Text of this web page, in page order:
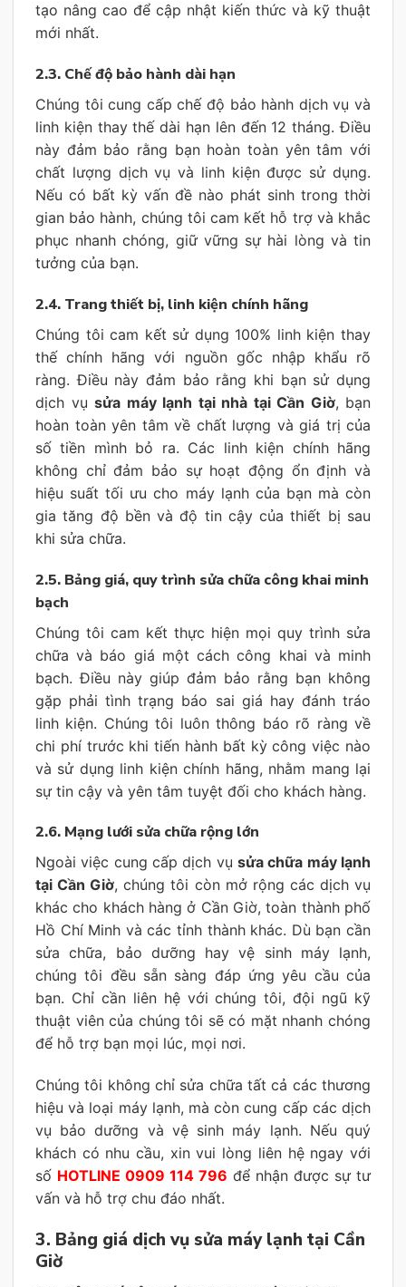
tạo nâng cao để cập nhật kiến thức và kỹ thuật
mới nhất.
2.3. Chế độ bảo hành dài hạn
Chúng tôi cung cấp chế độ bảo hành dịch vụ và
linh kiện thay thế dài hạn lên đến 12 tháng. Điều
này đảm bảo rằng bạn hoàn toàn yên tâm với
chất lượng dịch vụ và linh kiện được sử dụng.
Nếu có bất kỳ vấn đề nào phát sinh trong thời
gian bảo hành, chúng tôi cam kết hỗ trợ và khắc
phục nhanh chóng, giữ vững sự hài lòng và tin
tưởng của bạn.
2.4. Trang thiết bị, linh kiện chính hãng
Chúng tôi cam kết sử dụng 100% linh kiện thay
thế chính hãng với nguồn gốc nhập khẩu rõ
ràng. Điều này đảm bảo rằng khi bạn sử dụng
dịch vụ sửa máy lạnh tại nhà tại Cần Giờ, bạn
hoàn toàn yên tâm về chất lượng và giá trị của
số tiền mình bỏ ra. Các linh kiện chính hãng
không chỉ đảm bảo sự hoạt động ổn định và
hiệu suất tối ưu cho máy lạnh của bạn mà còn
gia tăng độ bền và độ tin cậy của thiết bị sau
khi sửa chữa.
2.5. Bảng giá, quy trình sửa chữa công khai minh
bạch
Chúng tôi cam kết thực hiện mọi quy trình sửa
chữa và báo giá một cách công khai và minh
bạch. Điều này giúp đảm bảo rằng bạn không
gặp phải tình trạng báo sai giá hay đánh tráo
linh kiện. Chúng tôi luôn thông báo rõ ràng về
chi phí trước khi tiến hành bất kỳ công việc nào
và sử dụng linh kiện chính hãng, nhằm mang lại
sự tin cậy và yên tâm tuyệt đối cho khách hàng.
2.6. Mạng lưới sửa chữa rộng lớn
Ngoài việc cung cấp dịch vụ sửa chữa máy lạnh
tại Cần Giờ, chúng tôi còn mở rộng các dịch vụ
khác cho khách hàng ở Cần Giờ, toàn thành phố
Hồ Chí Minh và các tỉnh thành khác. Dù bạn cần
sửa chữa, bảo dưỡng hay vệ sinh máy lạnh,
chúng tôi đều sẵn sàng đáp ứng yêu cầu của
bạn. Chỉ cần liên hệ với chúng tôi, đội ngũ kỹ
thuật viên của chúng tôi sẽ có mặt nhanh chóng
để hỗ trợ bạn mọi lúc, mọi nơi.
Chúng tôi không chỉ sửa chữa tất cả các thương
hiệu và loại máy lạnh, mà còn cung cấp các dịch
vụ bảo dưỡng và vệ sinh máy lạnh. Nếu quý
khách có nhu cầu, xin vui lòng liên hệ ngay với
số HOTLINE 0909 114 796 để nhận được sự tư
vấn và hỗ trợ chu đáo nhất.
3. Bảng giá dịch vụ sửa máy lạnh tại Cần
Giờ